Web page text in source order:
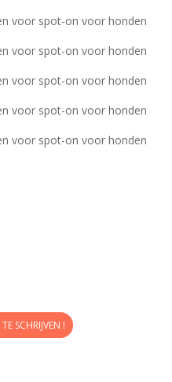
voor spot-on voor honden
voor spot-on voor honden
voor spot-on voor honden
voor spot-on voor honden
voor spot-on voor honden
SCHRIJVEN !